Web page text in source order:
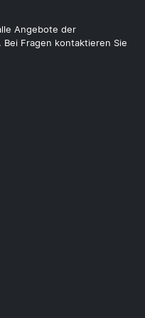
Angebote der
Fragen kontaktieren Sie